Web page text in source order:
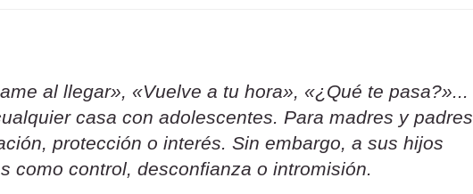
al llegar», «Vuelve a tu hora», «¿Qué te pasa?»...
casa con adolescentes. Para madres y padres
protección o interés. Sin embargo, a sus hijos
como control, desconfianza o intromisión.